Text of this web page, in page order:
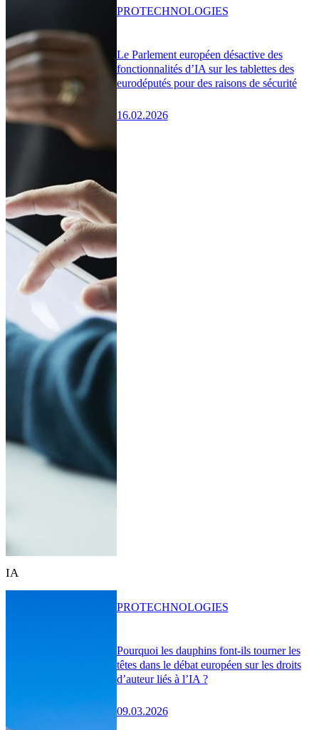
Le Parlement européen désactive des
fonctionnalités d’IA sur les tablettes des
eurodéputés pour des raisons de sécurité
16.02.2026
PROTECHNOLOGIES
IA
Pourquoi les dauphins font-ils tourner les
têtes dans le débat européen sur les droits
d’auteur liés à l’IA ?
09.03.2026
PROTECHNOLOGIES